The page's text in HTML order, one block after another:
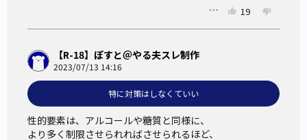
19
【R-18】ぽすと＠やる夫スレ制作
2023/07/13 14:16
特に対策はしなくていい
性的要素は、アルコールや糖質と同様に、
より多く制限させられればさせられるほど、